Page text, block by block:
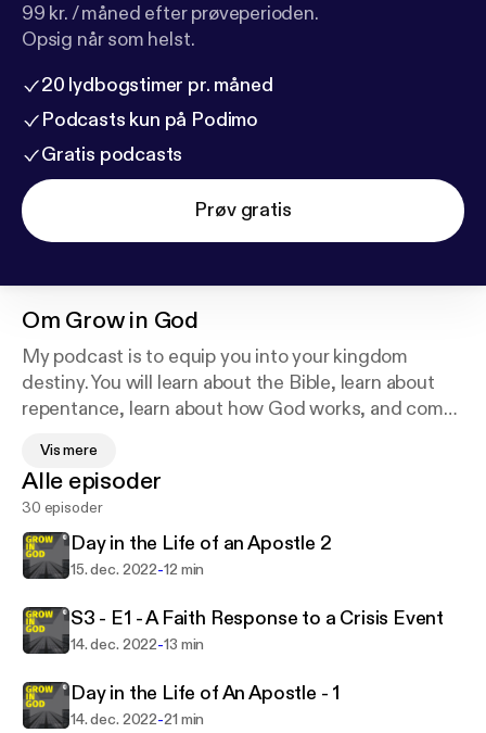
99 kr. / måned efter prøveperioden.
Opsig når som helst.
20 lydbogstimer pr. måned
Podcasts kun på Podimo
Gratis podcasts
Prøv gratis
Om Grow in God
My podcast is to equip you into your kingdom
destiny. You will learn about the Bible, learn about
repentance, learn about how God works, and come
Spirit. This podcast will help you grow in your
discipleship of Jesus Christ
Vis mere
Alle episoder
30 episoder
Day in the Life of an Apostle 2
15. dec. 2022-12 min
S3 - E1 - A Faith Response to a Crisis Event
14. dec. 2022-13 min
Day in the Life of An Apostle - 1
14. dec. 2022-21 min